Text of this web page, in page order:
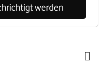
werden